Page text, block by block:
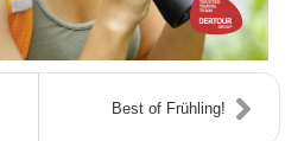
Best of Frühling!